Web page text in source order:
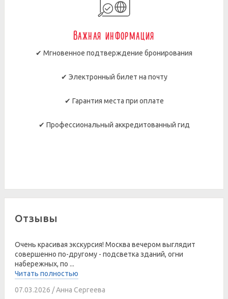
Важная информация
✔ Мгновенное подтверждение бронирования
✔ Электронный билет на почту
✔ Гарантия места при оплате
✔ Профессиональный аккредитованный гид
Отзывы
Очень красивая экскурсия! Москва вечером выглядит
совершенно по-другому - подсветка зданий, огни
набережных, по ...
Читать полностью
07.03.2026 / Анна Сергеева